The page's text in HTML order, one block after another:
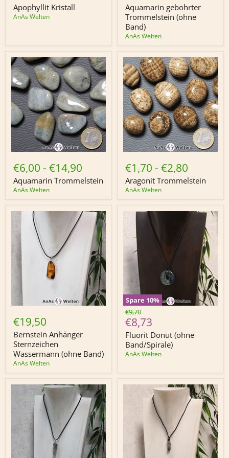
Apophyllit Kristall
AnAs Welten
(ohne
Band)
Aquamarin gebohrter
Trommelstein (ohne
Band)
AnAs Welten
Aquamarin
Trommelstein
€6,00 - €14,90
Aquamarin Trommelstein
AnAs Welten
Aragonit
Trommelstein
€1,70 - €2,80
Aragonit Trommelstein
AnAs Welten
Bernstein
Anhänger
Sternzeichen
Wassermann
(ohne
Band)
€19,50
Bernstein Anhänger
Sternzeichen
Wassermann (ohne Band)
AnAs Welten
Spare 10%
Fluorit
Donut
(ohne
Band/Spirale)
Ursprünglicher
Preis
€9,70
Derzeitiger
Preis
€8,73
Fluorit Donut (ohne
Band/Spirale)
AnAs Welten